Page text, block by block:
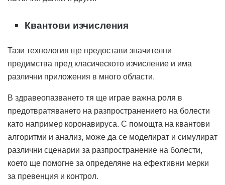
Квантови изчисления
Тази технология ще предостави значителни
предимства пред класическото изчисление и има
различни приложения в много области.
В здравеопазването тя ще играе важна роля в
предотвратяването на разпространението на болести
като например коронавируса. С помощта на квантови
алгоритми и анализ, може да се моделират и симулират
различни сценарии за разпространение на болести,
което ще помогне за определяне на ефективни мерки
за превенция и контрол.